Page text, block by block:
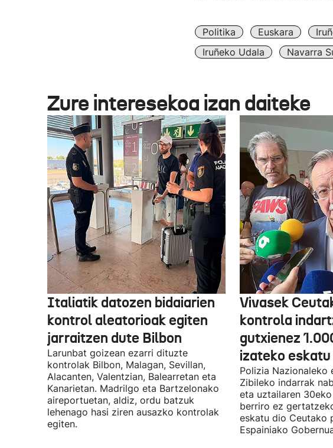
Politika Euskara
Iruñeko Udala
Navarra
Zure interesekoa izan daiteke
Italiatik datozen bidaiarien
kontrol aleatorioak egiten
jarraitzen dute Bilbon
Larunbat goizean ezarri dituzte
kontrolak Bilbon, Malagan, Sevillan,
Alacanten, Valentzian, Balearretan eta
Kanarietan. Madrilgo eta Bartzelonako
aireportuetan, aldiz, ordu batzuk
lehenago hasi ziren ausazko kontrolak
egiten.
Vivasek
kontrola
gutxienez
izateko eskatu
Polizia Nazionaleko
Zibileko indarrak
eta uztailaren
berriro ez
eskatu dio Ceutako
Espainiako